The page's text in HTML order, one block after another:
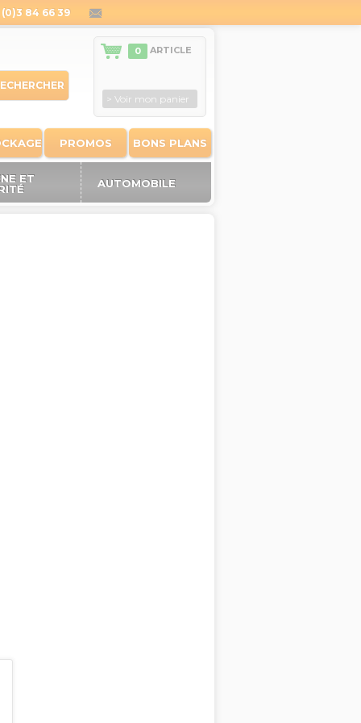
84 66 39
PROMOS BONS PLANS
0 ARTICLE
> Voir mon panier
ET
AUTOMOBILE